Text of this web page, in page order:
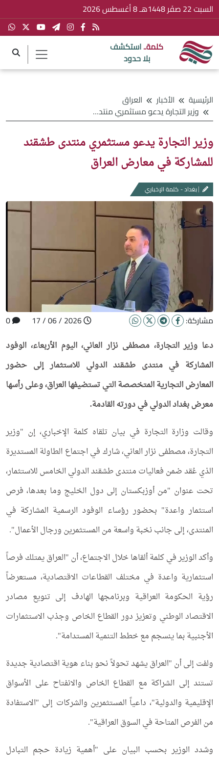
السبت 22 صفَر 1448هـ 8 أغسطس 2026
كلمة..استكشف
بلا حدود
الرئيسية الأخبار
العراق
وزير التجارة يدعو مستثمري منتدى طشقند للمشاركة في معارض العراق
وزير التجارة يدعو مستثمري منتدى طشقند
للمشاركة في معارض العراق
بغداد - كلمة الإخباري
مشاركة:
دعا وزير التجارة، مصطفى نزار العاني، اليوم الأربعاء، الوفود
المشاركة في منتدى طشقند الدولي للاستثمار إلى حضور
المعارض التجارية المتخصصة التي تستضيفها العراق، وعلى رأسها
معرض بغداد الدولي في دورته القادمة.
وقالت وزارة التجارة في بيان تلقاه كلمة الإخباري، إن "وزير
التجارة، مصطفى نزار العاني، شارك في اجتماع الطاولة المستديرة
الذي عُقد ضمن فعاليات منتدى طشقند الدولي الخامس للاستثمار،
تحت عنوان "من أوزبكستان إلى دول الخليج وما بعدها، فرص
استثمار واعدة" بحضور رؤساء الوفود الرسمية المشاركة في
المنتدى، إلى جانب نخبة واسعة من المستثمرين ورجال الأعمال".
وأكد الوزير في كلمة ألقاها خلال الاجتماع، أن "العراق يمتلك فرصاً
استثمارية واعدة في مختلف القطاعات الاقتصادية، مستعرضاً
رؤية الحكومة العراقية وبرنامجها الهادف إلى تنويع مصادر
الاقتصاد الوطني وتعزيز دور القطاع الخاص وجذب الاستثمارات
الأجنبية بما ينسجم مع خطط التنمية المستدامة".
ولفت إلى أن "العراق يشهد تحولاً نحو بناء هوية اقتصادية جديدة
تستند إلى الشراكة مع القطاع الخاص والانفتاح على الأسواق
الإقليمية والدولية"، داعياً المستثمرين والشركات إلى "الاستفادة
من الفرص المتاحة في السوق العراقية".
وشدد الوزير بحسب البيان على "أهمية زيادة حجم التبادل